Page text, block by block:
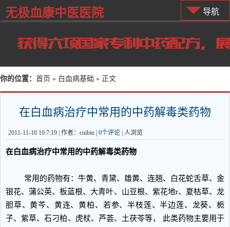
导航
无极血康中医医院
你的位置： 首页 » 白血病基础 » 正文
在白血病治疗中常用的中药解毒类药物
2011-11-10 10:7:19 | 作者：cuibin | 0个评论 人浏览
在白血病治疗中常用的中药解毒类药物
常用的药物有：牛黄、青黛、雄黄、连翘、白花蛇舌草、金
银花、蒲公英、板蓝根、大青叶、山豆根、紫花地r、夏枯草、龙
胆草、黄芩、黄连、黄柏、若参、半枝莲、半边莲、龙葵、栀
子、紫草、石刁柏、虎杖、芦荟、土茯苓等， 此类药物主要用于